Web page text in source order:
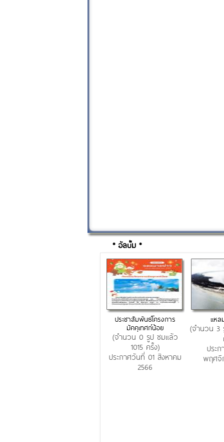
* อัลบั้ม *
ประชาสัมพันธ์โครงการ
มัคคุเทศก์น้อย
(จำนวน 0 รูป ชมแล้ว
1015 ครั้ง)
ประกาศวันที่ 01 สิงหาคม
2566
แห
(จำนวน 3
ประ
พฤศจิ